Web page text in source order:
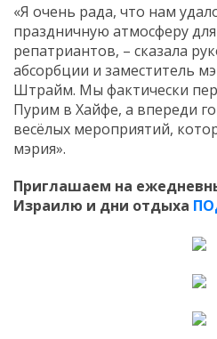
«Я очень рада, что нам
праздничную атмосферу
репатриантов, – сказала
абсорбции и заместитель
Штрайм. Мы фактически
Пурим в Хайфе, а впереди
весёлых мероприятий,
мэрия».
Приглашаем на
Израилю и дни отдыха